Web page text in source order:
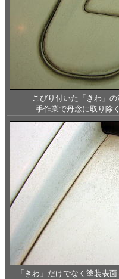
こびり付いた「きわ」
手作業で丹念に取り除
「きわ」だけでなく塗装表